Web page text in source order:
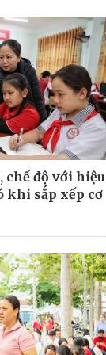
chế độ với hiệu
khi sắp xếp cơ